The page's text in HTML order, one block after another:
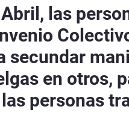
las
secundar
en otros,
personas